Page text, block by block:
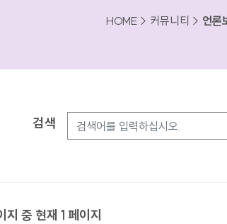
HOME > 커뮤니티 > 언론
검색
중 현재 1 페이지